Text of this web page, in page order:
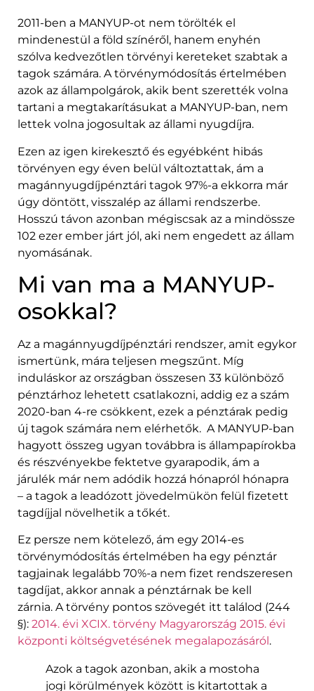
2011-ben a MANYUP-ot nem törölték el
mindenestül a föld színéről, hanem enyhén
szólva kedvezőtlen törvényi kereteket szabtak a
tagok számára. A törvénymódosítás értelmében
azok az állampolgárok, akik bent szerették volna
tartani a megtakarításukat a MANYUP-ban, nem
lettek volna jogosultak az állami nyugdíjra.
Ezen az igen kirekesztő és egyébként hibás
törvényen egy éven belül változtattak, ám a
magánnyugdíjpénztári tagok 97%-a ekkorra már
úgy döntött, visszalép az állami rendszerbe.
Hosszú távon azonban mégiscsak az a mindössze
102 ezer ember járt jól, aki nem engedett az állam
nyomásának.
Mi van ma a MANYUP-
osokkal?
Az a magánnyugdíjpénztári rendszer, amit egykor
ismertünk, mára teljesen megszűnt. Míg
induláskor az országban összesen 33 különböző
pénztárhoz lehetett csatlakozni, addig ez a szám
2020-ban 4-re csökkent, ezek a pénztárak pedig
új tagok számára nem elérhetők. A MANYUP-ban
hagyott összeg ugyan továbbra is állampapírokba
és részvényekbe fektetve gyarapodik, ám a
járulék már nem adódik hozzá hónapról hónapra
– a tagok a leadózott jövedelmükön felül fizetett
tagdíjjal növelhetik a tőkét.
Ez persze nem kötelező, ám egy 2014-es
törvénymódosítás értelmében ha egy pénztár
tagjainak legalább 70%-a nem fizet rendszeresen
tagdíjat, akkor annak a pénztárnak be kell
zárnia. A törvény pontos szövegét itt találod (244
§): 2014. évi XCIX. törvény Magyarország 2015. évi
központi költségvetésének megalapozásáról .
Azok a tagok azonban, akik a mostoha
jogi körülmények között is kitartottak a